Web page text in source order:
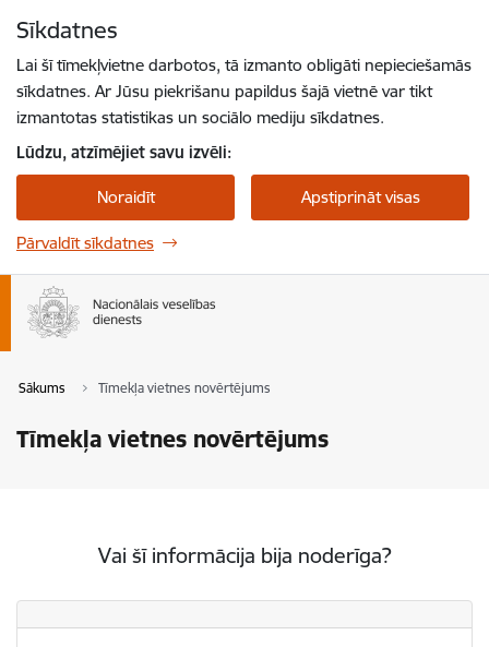
Sīkdatnes
Lai šī tīmekļvietne darbotos, tā izmanto obligāti nepieciešamās
sīkdatnes. Ar Jūsu piekrišanu papildus šajā vietnē var tikt
izmantotas statistikas un sociālo mediju sīkdatnes.
Lūdzu, atzīmējiet savu izvēli:
Noraidīt Apstiprināt visas
Pārvaldīt sīkdatnes
Sākums Tīmekļa vietnes novērtējums
Tīmekļa vietnes novērtējums
Vai šī informācija bija noderīga?
Vai šī informācija bija noderīga?